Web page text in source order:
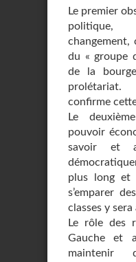
Le premier
changement,
du « groupe
de la
confirme
Le
pouvoir
savoir et
plus long et
s’emparer
classes y
Le rôle des
Gauche et
maintenir